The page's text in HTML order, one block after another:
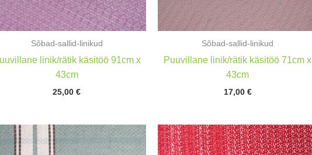
Sõbad-sallid-linikud
linik/rätik käsitöö 91cm x
43cm
25,00€
Sõbad-sallid-linikud
Puuvillane linik/rätik käsitöö 71cm x
43cm
17,00 €